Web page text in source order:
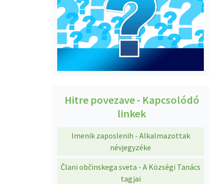
Hitre povezave - Kapcsolódó
linkek
Imenik zaposlenih - Alkalmazottak
névjegyzéke
Člani občinskega sveta - A Községi Tanács
tagjai